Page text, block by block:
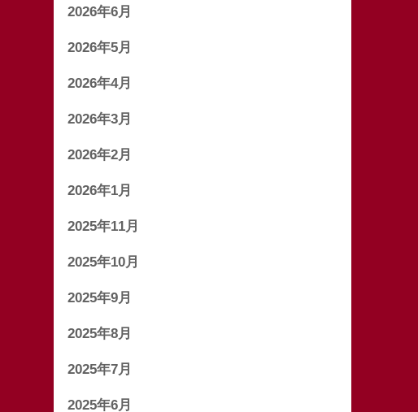
2026年6月
2026年5月
2026年4月
2026年3月
2026年2月
2026年1月
2025年11月
2025年10月
2025年9月
2025年8月
2025年7月
2025年6月